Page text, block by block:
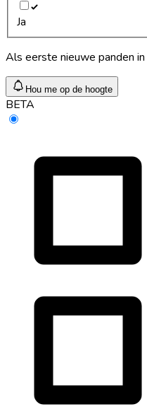
Ja
Als eerste nieuwe panden
Hou me op de hoogte
BETA